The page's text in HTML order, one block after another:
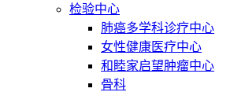
检验中心
肺癌多学科诊疗中心
女性健康医疗中心
和睦家启望肿瘤中心
骨科